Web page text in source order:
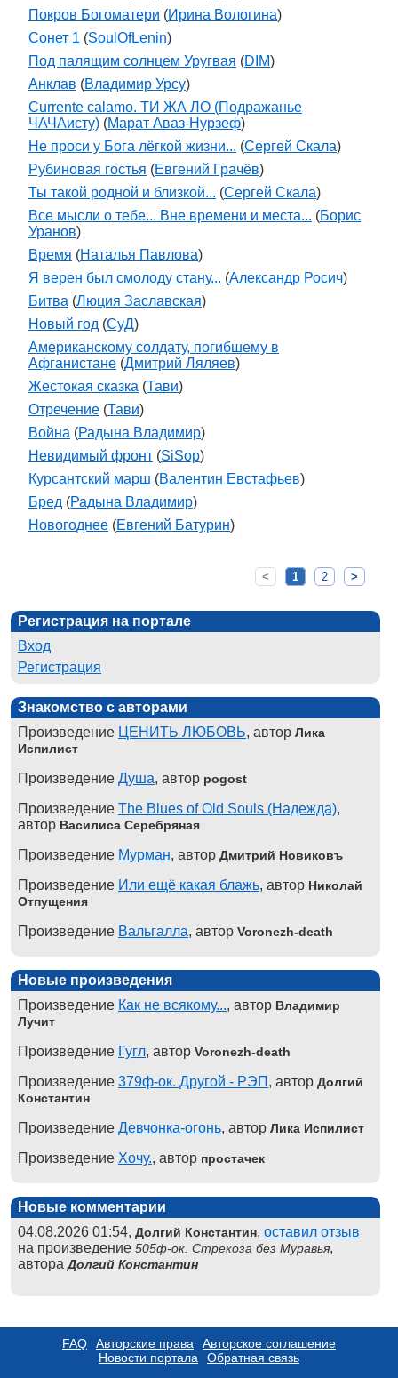
Покров Богоматери (Ирина Вологина)
Сонет 1 (SoulOfLenin)
Под палящим солнцем Уругвая (DIM)
Анклав (Владимир Урсу)
Currente calamo. ТИ ЖА ЛО (Подражанье
ЧАЧАисту) (Марат Аваз-Нурзеф)
Не проси у Бога лёгкой жизни... (Сергей Скала)
Рубиновая гостья (Евгений Грачёв)
Ты такой родной и близкой... (Сергей Скала)
Все мысли о тебе... Вне времени и места... (Борис
Уранов)
Время (Наталья Павлова)
Я верен был смолоду стану... (Александр Росич)
Битва (Люция Заславская)
Новый год (СуД)
Американскому солдату, погибшему в
Афганистане (Дмитрий Ляляев)
Жестокая сказка (Тави)
Отречение (Тави)
Война (Радына Владимир)
Невидимый фронт (SiSop)
Курсантский марш (Валентин Евстафьев)
Бред (Радына Владимир)
Новогоднее (Евгений Батурин)
< 1 2 >
Регистрация на портале
Вход
Регистрация
Знакомство с авторами
Произведение ЦЕНИТЬ ЛЮБОВЬ, автор Лика
Испилист
Произведение Душа, автор pogost
Произведение The Blues of Old Souls (Надежда),
автор Василиса Серебряная
Произведение Мурман, автор Дмитрий Новиковъ
Произведение Или ещё какая блажь, автор Николай
Отпущения
Произведение Вальгалла, автор Voronezh-death
Новые произведения
Произведение Как не всякому..., автор Владимир
Лучит
Произведение Гугл, автор Voronezh-death
Произведение 379ф-ок. Другой - РЭП , автор Долгий
Константин
Произведение Девчонка-огонь, автор Лика Испилист
Произведение Хочу., автор простачек
Новые комментарии
04.08.2026 01:54, Долгий Константин, оставил отзыв
на произведение 505ф-ок. Стрекоза без Муравья,
автораДолгий Константин
FAQ Авторские права
Авторское соглашение
Новости портала
Обратная связь